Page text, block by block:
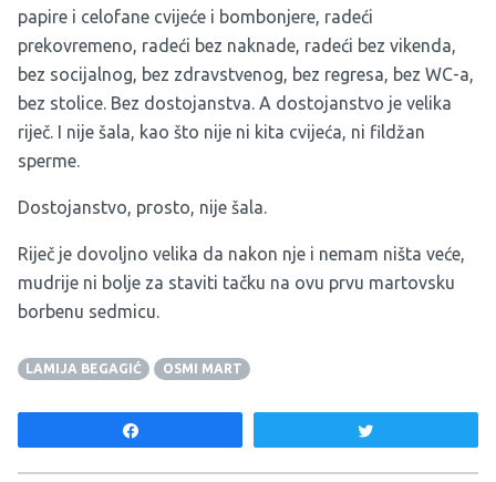
papire i celofane cvijeće i bombonjere, radeći
prekovremeno, radeći bez naknade, radeći bez vikenda,
bez socijalnog, bez zdravstvenog, bez regresa, bez WC-a,
bez stolice. Bez dostojanstva. A dostojanstvo je velika
riječ. I nije šala, kao što nije ni kita cvijeća, ni fildžan
sperme.
Dostojanstvo, prosto, nije šala.
Riječ je dovoljno velika da nakon nje i nemam ništa veće,
mudrije ni bolje za staviti tačku na ovu prvu martovsku
borbenu sedmicu.
LAMIJA BEGAGIĆ OSMI MART